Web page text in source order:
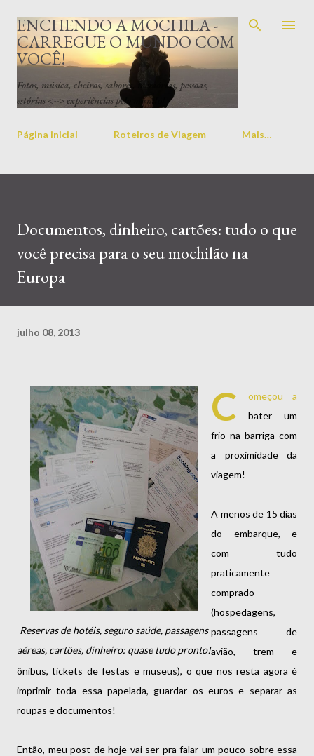
Pular para o conteúdo principal
ENCHENDO A MOCHILA -
CARREGUE O MUNDO COM
VOCÊ!
Fotos, música, cheiros, sabores, memórias, pessoas,
estórias <--> experiências pelo mundo!
Página inicial Roteiros de Viagem Mais…
Documentos, dinheiro, cartões: tudo o que
você precisa para o seu mochilão na
Europa
julho 08, 2013
Reservas de hotéis, seguro saúde, passagens
aéreas, cartões, dinheiro: quase tudo pronto!
C
omeçou a
bater um
frio na barriga com
a proximidade da
viagem!
A menos de 15 dias
do embarque, e
com tudo
praticamente
comprado
(hospedagens,
passagens de
avião, trem e
ônibus, tickets de festas e museus), o que nos resta agora é
imprimir toda essa papelada, guardar os euros e separar as
roupas e documentos!
Então, meu post de hoje vai ser pra falar um pouco sobre essa